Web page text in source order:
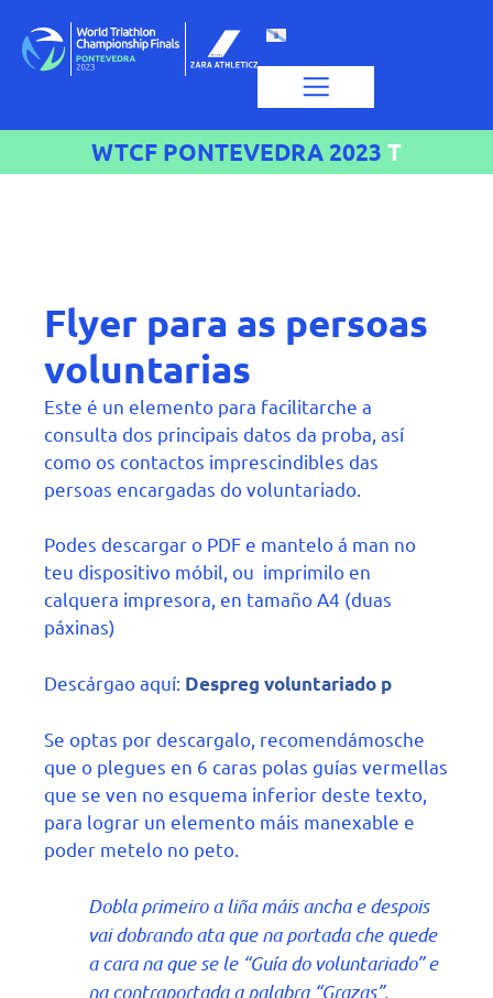
WTCF PONTEVEDRA 2023T op
Flyer para as persoas
voluntarias
Este é un elemento para facilitarche a
consulta dos principais datos da proba, así
como os contactos imprescindibles das
persoas encargadas do voluntariado.
Podes descargar o PDF e mantelo á man no
teu dispositivo móbil, ou imprimilo en
calquera impresora, en tamaño A4 (duas
páxinas)
Descárgao aquí: Despreg voluntariado p
Se optas por descargalo, recomendámosche
que o plegues en 6 caras polas guías vermellas
que se ven no esquema inferior deste texto,
para lograr un elemento máis manexable e
poder metelo no peto.
Dobla primeiro a liña máis ancha e despois
vai dobrando ata que na portada che quede
a cara na que se le “Guía do voluntariado” e
na contraportada a palabra “Grazas”.